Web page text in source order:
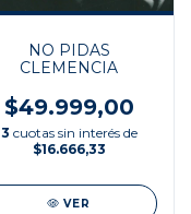
NO PIDAS
CLEMENCIA
$49.999,00
3 cuotas sin interés de
$16.666,33
VER